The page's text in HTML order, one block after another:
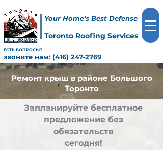
Toronto Roofing Services
звоните нам: (416) 247-2769
ЕСТЬ ВОПРОСЫ?
Your Home’s Best Defense
Ремонт крыш в районе Большого
Торонто
Запланируйте бесплатное
предложение без
обязательств
сегодня!